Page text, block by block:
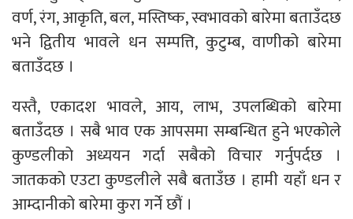
वर्ण, रंग, आकृति, बल, मस्तिष्क, स्वभावको बारेमा बताउँदछ
भने द्वितीय भावले धन सम्पत्ति, कुटुम्ब, वाणीको बारेमा
बताउँदछ ।
यस्तै, एकादश भावले, आय, लाभ, उपलब्धिको बारेमा
बताउँदछ । सबै भाव एक आपसमा सम्बन्धित हुने भएकोले
कुण्डलीको अध्ययन गर्दा सबैको विचार गर्नुपर्दछ ।
जातकको एउटा कुण्डलीले सबै बताउँछ । हामी यहाँ धन र
आम्दानीको बारेमा कुरा गर्ने छौं ।